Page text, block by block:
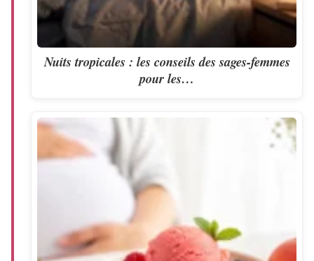
Nuits tropicales : les conseils des sages-femmes
pour les…